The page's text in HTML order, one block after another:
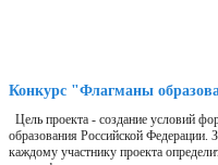
Конкурс "Флагманы
Цель проекта - создание условий
образования Российской Федерации.
каждому участнику проекта